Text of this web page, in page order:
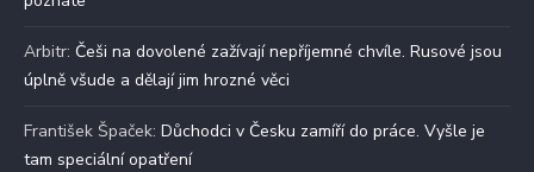
Arbitr: Češi na dovolené zažívají nepříjemné chvíle. Rusové jsou
úplně všude a dělají jim hrozné věci
František Špaček: Důchodci v Česku zamíří do práce. Vyšle je
tam speciální opatření